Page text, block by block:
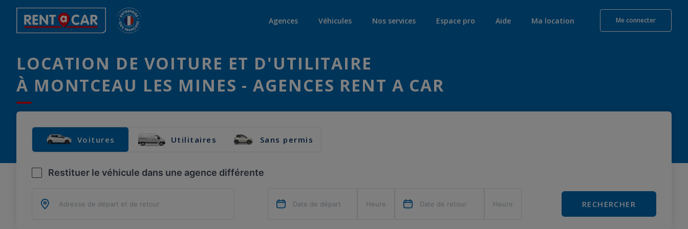
Agences Véhicules Nos services Espace pro Aide Ma location Me connecter
LOCATION DE VOITURE ET D'UTILITAIRE
À MONTCEAU LES MINES - AGENCES RENT A CAR
Voitures Utilitaires Sans permis
Restituer le véhicule dans une agence différente
RECHERCHER